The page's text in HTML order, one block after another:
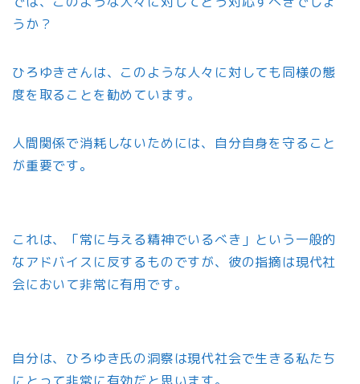
うか？
ひろゆきさんは、このような人々に対しても同様の態
度を取ることを勧めています。
人間関係で消耗しないためには、自分自身を守ること
が重要です。
これは、「常に与える精神でいるべき」という一般的
なアドバイスに反するものですが、彼の指摘は現代社
会において非常に有用です。
自分は、ひろゆき氏の洞察は現代社会で生きる私たち